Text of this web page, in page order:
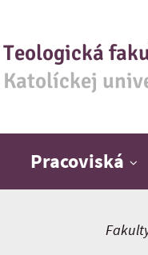
Teologická
Katolíckej
Pracoviská